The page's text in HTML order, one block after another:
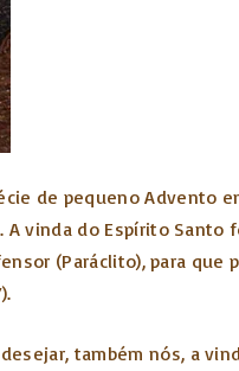
de pequeno Advento
vinda do Espírito Santo
(Paráclito), para que
também nós, a